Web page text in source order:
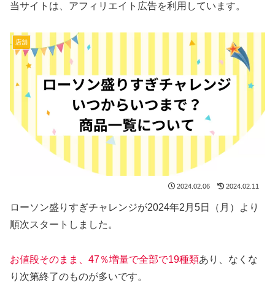
当サイトは、アフィリエイト広告を利用しています。
店舗
2024.02.06 2024.02.11
ローソン盛りすぎチャレンジが2024年2月5日（月）より
順次スタートしました。
お値段そのまま、47％増量で全部で19種類あり、なくな
り次第終了のものが多いです。